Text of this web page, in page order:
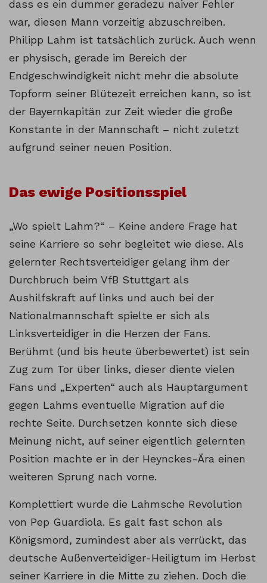
dass es ein dummer geradezu naiver Fehler
war, diesen Mann vorzeitig abzuschreiben.
Philipp Lahm ist tatsächlich zurück. Auch wenn
er physisch, gerade im Bereich der
Endgeschwindigkeit nicht mehr die absolute
Topform seiner Blütezeit erreichen kann, so ist
der Bayernkapitän zur Zeit wieder die große
Konstante in der Mannschaft – nicht zuletzt
aufgrund seiner neuen Position.
Das ewige Positionsspiel
„Wo spielt Lahm?“ – Keine andere Frage hat
seine Karriere so sehr begleitet wie diese. Als
gelernter Rechtsverteidiger gelang ihm der
Durchbruch beim VfB Stuttgart als
Aushilfskraft auf links und auch bei der
Nationalmannschaft spielte er sich als
Linksverteidiger in die Herzen der Fans.
Berühmt (und bis heute überbewertet) ist sein
Zug zum Tor über links, dieser diente vielen
Fans und „Experten“ auch als Hauptargument
gegen Lahms eventuelle Migration auf die
rechte Seite. Durchsetzen konnte sich diese
Meinung nicht, auf seiner eigentlich gelernten
Position machte er in der Heynckes-Ära einen
weiteren Sprung nach vorne.
Komplettiert wurde die Lahmsche Revolution
von Pep Guardiola. Es galt fast schon als
Königsmord, zumindest aber als verrückt, das
deutsche Außenverteidiger-Heiligtum im Herbst
seiner Karriere in die Mitte zu ziehen. Doch die